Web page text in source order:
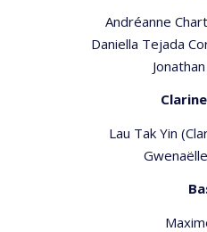
Andréanne
Daniella Tejada
Lau Tak Yin